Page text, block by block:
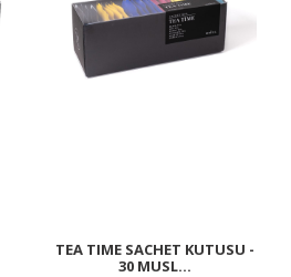
TEA TIME SACHET KUTUSU -
30 MUSL...